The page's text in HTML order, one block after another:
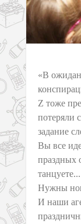
«В
Z тоже
потеряли
задание
Вы все
праздных
Нужны
И наши